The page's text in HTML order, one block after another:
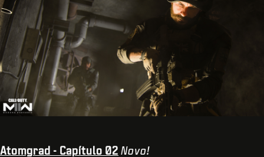
Atomgrad - Capítulo 02 Novo!